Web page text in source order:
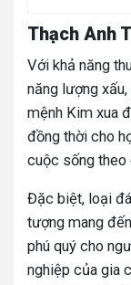
Thạch Anh
Với khả năng
năng lượng
mệnh Kim xua
đồng thời cho
cuộc sống theo
Đặc biệt, loại
tượng mang
phú quý cho
nghiệp của gia